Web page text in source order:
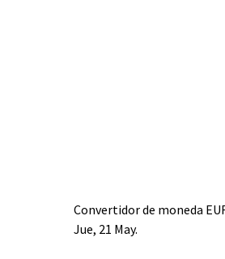
Convertidor de moneda
Jue, 21 May.